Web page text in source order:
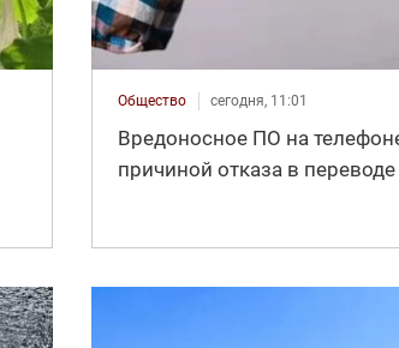
Общество сегодня, 11:01
Вредоносное ПО на
причиной отказа в переводе